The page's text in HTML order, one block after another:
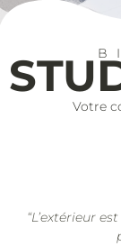
Votre
“L’extérieur